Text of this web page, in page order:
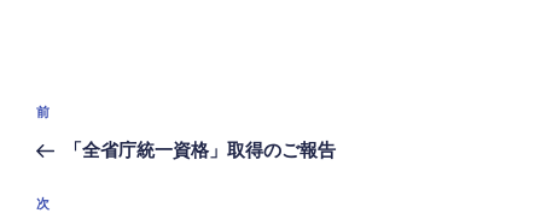
投
ナ
ビ
前
の
稿
前
「全省庁統一資格」取得のご報告
次
次